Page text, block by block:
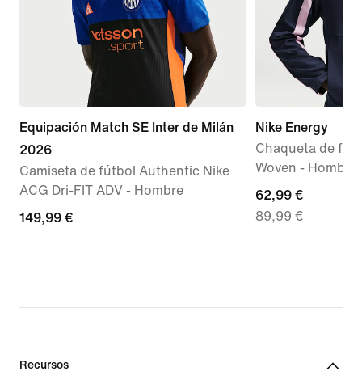
Equipación Match SE Inter de Milán
2026
Camiseta de fútbol Authentic Nike
ACG Dri-FIT ADV - Hombre
149,99 €
149,99 €
Nike Energy
Chaqueta de
Woven - Hombre
current
price
89,99 €
62,99 €
89,99 €
Recursos